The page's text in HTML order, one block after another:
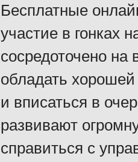
Бесплатные
участие в гонках
сосредоточено на
обладать
и вписаться в
развивают
справиться с